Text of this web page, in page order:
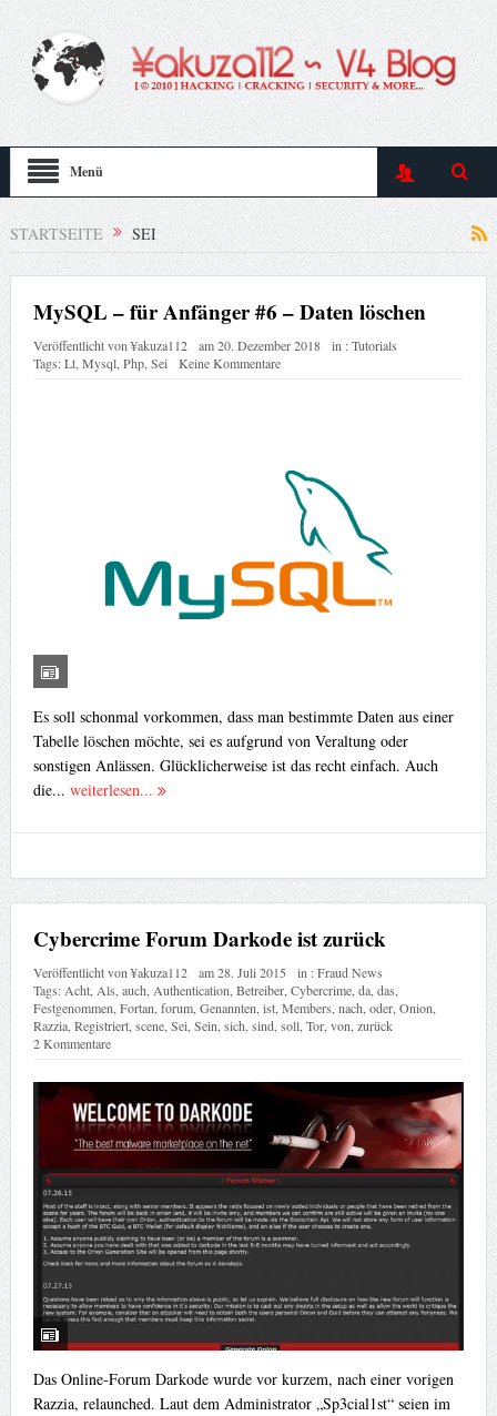
Menü
STARTSEITE SEI
MySQL – für Anfänger #6 – Daten löschen
Veröffentlicht von¥akuza112 am20. Dezember 2018 in :Tutorials
Tags:Lt, Mysql, Php, Sei Keine Kommentare
Es soll schonmal vorkommen, dass man bestimmte Daten aus einer
Tabelle löschen möchte, sei es aufgrund von Veraltung oder
sonstigen Anlässen. Glücklicherweise ist das recht einfach. Auch
die... weiterlesen...
Cybercrime Forum Darkode ist zurück
Veröffentlicht von¥akuza112 am28. Juli 2015 in :Fraud News
Tags:Acht,Als,auch,Authentication,Betreiber,Cybercrime,da,das,
Festgenommen,Fortan,forum,Genannten,ist,Members,nach,oder,Onion,
Razzia,Registriert,scene,Sei,Sein,sich,sind,soll,Tor,von,zurück
2 Kommentare
Das Online-Forum Darkode wurde vor kurzem, nach einer vorigen
Razzia, relaunched. Laut dem Administrator „Sp3cial1st“ seien im